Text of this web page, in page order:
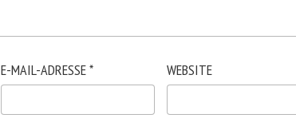
E-MAIL-ADRESSE* WEBSITE